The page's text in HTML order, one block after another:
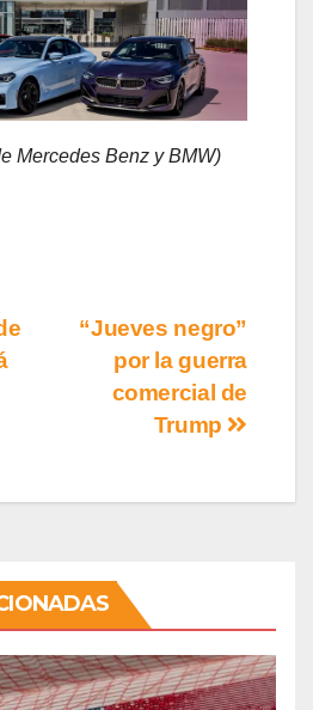
Mercedes Benz y BMW)
“Jueves negro”
por la guerra
comercial de
Trump